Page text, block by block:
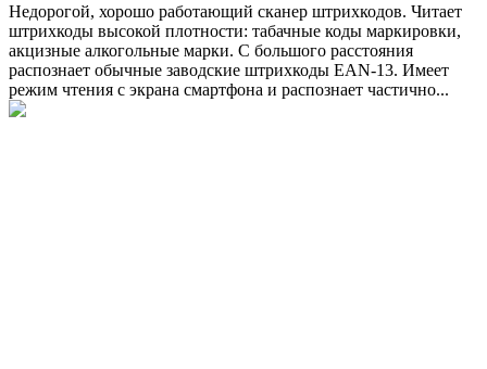
Недорогой, хорошо работающий сканер штрихкодов. Читает
штрихкоды высокой плотности: табачные коды маркировки,
акцизные алкогольные марки. С большого расстояния
распознает обычные заводские штрихкоды EAN-13. Имеет
режим чтения с экрана смартфона и распознает частично...